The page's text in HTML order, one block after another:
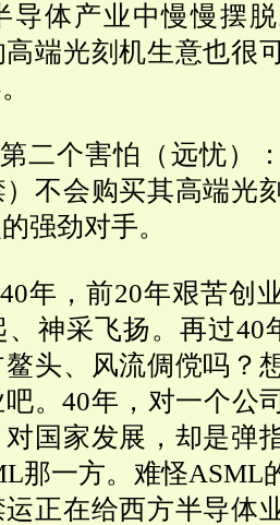
导体产业中慢慢摆
端光刻机生意也很
二个害怕（远忧）
）不会购买其高端光
强劲对手。
年，前20年艰苦创
、神采飞扬。再过40
头、风流倜傥吗？
。40年，对一个公
国家发展，却是弹
那一方。难怪ASML
正在给西方半导体